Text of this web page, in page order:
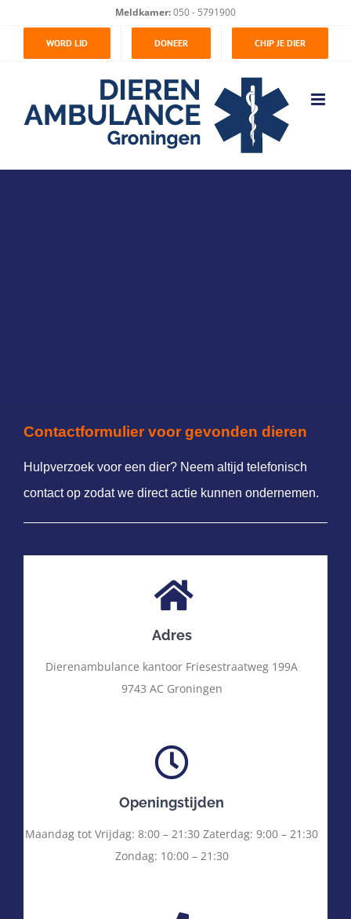
inhoud
Meldkamer:050 - 5791900
WORD LID DONEER CHIP JE DIER
Contactformulier voor gevonden dieren
Hulpverzoek voor een dier? Neem altijd telefonisch
contact op zodat we direct actie kunnen ondernemen.
Adres
Dierenambulance kantoor Friesestraatweg 199A
9743 AC Groningen
Openingstijden
Maandag tot Vrijdag: 8:00 – 21:30 Zaterdag: 9:00 – 21:30
Zondag: 10:00 – 21:30